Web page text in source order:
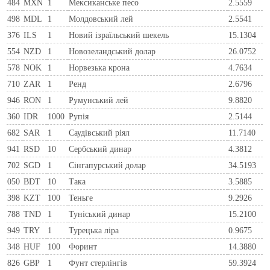
484 MXN 1 Мексиканське песо
2.5559
498 MDL 1 Молдовський лей
2.5541
376 ILS 1 Новий ізраїльський шекель
15.1304
554 NZD 1 Новозеландський долар
26.0752
578 NOK 1 Норвезька крона
4.7634
710 ZAR 1 Ренд
2.6796
946 RON 1 Румунський лей
9.8820
360 IDR 1000 Рупія
2.5144
682 SAR 1 Саудівський ріял
11.7140
941 RSD 10 Сербський динар
4.3812
702 SGD 1 Сінгапурський долар
34.5193
050 BDT 10 Така
3.5885
398 KZT 100 Теньге
9.2926
788 TND 1 Туніський динар
15.2100
949 TRY 1 Турецька ліра
0.9675
348 HUF 100 Форинт
14.3880
826 GBP 1 Фунт стерлінгів 59.3924